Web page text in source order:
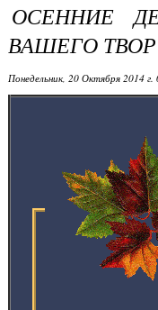
ОСЕННИЕ
ВАШЕГО
Понедельник, 20 Октября 2014